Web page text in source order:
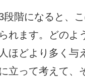
階になると、
れます。どのよ
ほどより多く与
立って考えて、